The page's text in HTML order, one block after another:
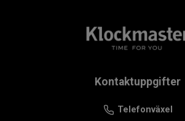
Kontaktuppgifter
Telefonväxel